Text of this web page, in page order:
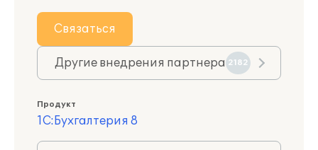
Связаться
Другие внедрения партнера 2182
Продукт
1С:Бухгалтерия 8